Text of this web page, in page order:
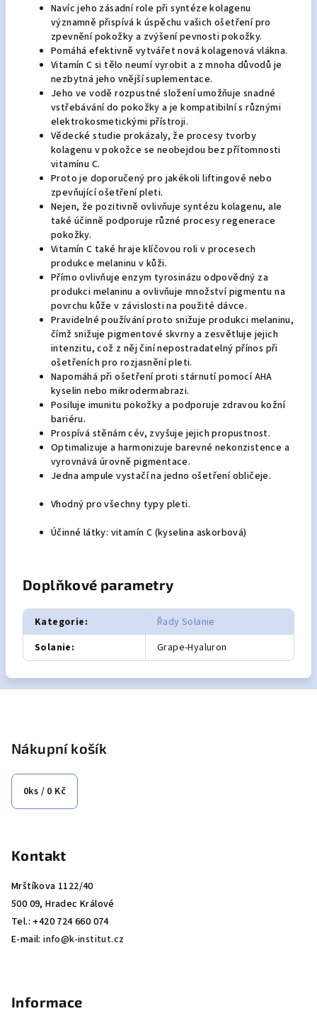
Navíc jeho zásadní role při syntéze kolagenu
významně přispívá k úspěchu vašich ošetření pro
zpevnění pokožky a zvýšení pevnosti pokožky.
Pomáhá efektivně vytvářet nová kolagenová vlákna.
Vitamín C si tělo neumí vyrobit a z mnoha důvodů je
nezbytná jeho vnější suplementace.
Jeho ve vodě rozpustné složení umožňuje snadné
vstřebávání do pokožky a je kompatibilní s různými
elektrokosmetickými přístroji.
Vědecké studie prokázaly, že procesy tvorby
kolagenu v pokožce se neobejdou bez přítomnosti
vitamínu C.
Proto je doporučený pro jakékoli liftingové nebo
zpevňující ošetření pleti.
Nejen, že pozitivně ovlivňuje syntézu kolagenu, ale
také účinně podporuje různé procesy regenerace
pokožky.
Vitamín C také hraje klíčovou roli v procesech
produkce melaninu v kůži.
Přímo ovlivňuje enzym tyrosinázu odpovědný za
produkci melaninu a ovlivňuje množství pigmentu na
povrchu kůže v závislosti na použité dávce.
Pravidelné používání proto snižuje produkci melaninu,
čímž snižuje pigmentové skvrny a zesvětluje jejich
intenzitu, což z něj činí nepostradatelný přínos při
ošetřeních pro rozjasnění pleti.
Napomáhá při ošetření proti stárnutí pomocí AHA
kyselin nebo mikrodermabrazi.
Posiluje imunitu pokožky a podporuje zdravou kožní
bariéru.
Prospívá stěnám cév, zvyšuje jejich propustnost.
Optimalizuje a harmonizuje barevné nekonzistence a
vyrovnává úrovně pigmentace.
Jedna ampule vystačí na jedno ošetření obličeje.
Vhodný pro všechny typy pleti.
Účinné látky: vitamín C (kyselina askorbová)
Doplňkové parametry
Kategorie:
Řady Solanie
Solanie: Grape-Hyaluron
Nákupní košík
0ks / 0 Kč
Kontakt
Mrštíkova 1122/40
500 09, Hradec Králové
Tel.: +420 724 660 074
E-mail:info@k-institut.cz
Informace